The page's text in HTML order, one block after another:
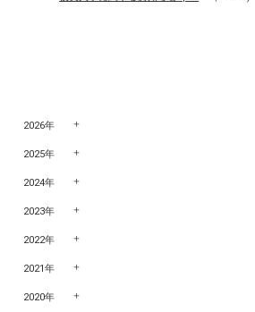
2026年
2025年
2024年
2023年
2022年
2021年
2020年